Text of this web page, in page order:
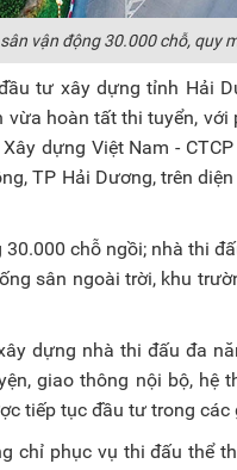
vận động 30.000 chỗ, quy
tư xây dựng tỉnh Hải
vừa hoàn tất thi tuyển,
dựng Việt Nam -
TP Hải Dương, trên
chỗ ngồi; nhà thi
sân ngoài trời, khu
dựng nhà thi đấu đa
giao thông nội bộ, hệ
tiếp tục đầu tư trong các
chỉ phục vụ thi đấu thể